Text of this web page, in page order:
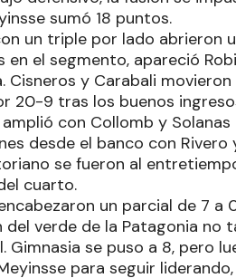
sumó 18 puntos.
un triple por lado abrieron
el segmento, apareció
Cisneros y Carabali
20-9 tras los buenos
con Collomb y
desde el banco con
se fueron al
cuarto.
un parcial de 7 a
del verde de la Patagonia
Gimnasia se puso a 8, pero
para seguir